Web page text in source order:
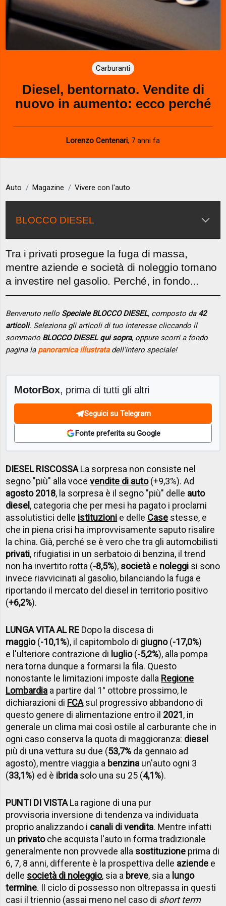
Carburanti
Diesel, bentornato. Vendite di
nuovo in aumento: ecco perché
Lorenzo Centenari, 7 anni fa
Auto Magazine Vivere con l'auto
BLOCCO DIESEL
Tra i privati prosegue la fuga di massa,
mentre aziende e società di noleggio tornano
a investire nel gasolio. Perché, in fondo...
Benvenuto nello Speciale BLOCCO DIESEL, composto da 42
articoli. Seleziona gli articoli di tuo interesse cliccando il
sommario BLOCCO DIESEL qui sopra, oppure scorri a fondo
pagina la panoramica illustratadell'intero speciale!
MotorBox, prima di tutti gli altri
Seguici su Telegram
Fonte preferita su Google
DIESEL RISCOSSALa sorpresa non consiste nel
segno "più" alla vocevendite di auto(+9,3%). Ad
agosto 2018, la sorpresa è il segno "più" delle auto
diesel, categoria che per mesi ha pagato i proclami
assolutistici delle istituzioni e delle Case stesse, e
che in piena crisi ha improvvisamente saputo risalire
la china. Già, perché se è vero che tra gli automobilisti
privati, rifugiatisi in un serbatoio di benzina, il trend
non ha invertito rotta (-8,5%), società e noleggi si sono
invece riavvicinati al gasolio, bilanciando la fuga e
riportando il mercato del diesel in territorio positivo
(+6,2%).
LUNGA VITA AL RE Dopo la discesa di
maggio(-10,1%), il capitombolo di giugno(-17,0%)
e l'ulteriore contrazione di luglio(-5,2%), alla pompa
nera torna dunque a formarsi la fila. Questo
nonostante le limitazioni imposte dalla Regione
Lombardia a partire dal 1° ottobre prossimo, le
dichiarazioni di FCAsul progressivo abbandono di
questo genere di alimentazione entro il 2021, in
generale un clima mai così ostile al carburante che in
ogni caso conserva la quota di maggioranza: diesel
più di una vettura su due (53,7% da gennaio ad
agosto), mentre viaggia a benzina un'auto ogni 3
(33,1%) ed è ibrida solo una su 25 (4,1%).
PUNTI DI VISTALa ragione di una pur
provvisoria inversione di tendenza va individuata
proprio analizzando i canali di vendita. Mentre infatti
un privatoche acquista l'auto in forma tradizionale
generalmente non provvede alla sostituzione prima di
6, 7, 8 anni, differente è la prospettiva delle aziende e
delle società di noleggio, sia a breve, sia a lungo
termine. Il ciclo di possesso non oltrepassa in questi
casi il triennio (assai meno nel caso di short term